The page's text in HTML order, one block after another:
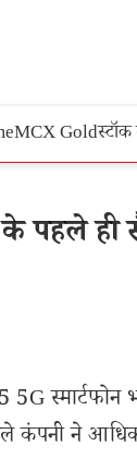
MCX Goldस्टॉक
पहले
स्मार्टफोन
ने